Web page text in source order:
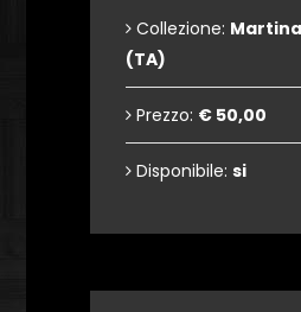
Collezione:
(TA)
Prezzo: € 50,00
Disponibile: si